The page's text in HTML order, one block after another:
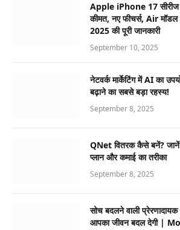
Apple iPhone 17 सीरीज
कीमत, नए फीचर्स, Air
2025 की पूरी जानकारी
September 10, 2025
नेटवर्क मार्केटिंग में AI का
बढ़ाने का सबसे बड़ा रहस्य!
September 8, 2025
QNet वितरक कैसे बनें?
प्लान और कमाई का तरीका
September 8, 2025
सोच बदलने वाली
आपका जीवन बदल देगी |